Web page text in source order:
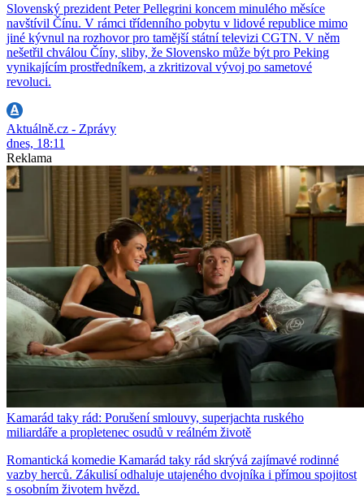
Slovenský prezident Peter Pellegrini koncem minulého měsíce
navštívil Čínu. V rámci třídenního pobytu v lidové republice mimo
jiné kývnul na rozhovor pro tamější státní televizi CGTN. V něm
nešetřil chválou Číny, sliby, že Slovensko může být pro Peking
vynikajícím prostředníkem, a zkritizoval vývoj po sametové
revoluci.
Aktuálně.cz - Zprávy
dnes, 18:11
Reklama
Kamarád taky rád: Porušení smlouvy, superjachta ruského
miliardáře a propletenec osudů v reálném životě
Romantická komedie Kamarád taky rád skrývá zajímavé rodinné
vazby herců. Zákulisí odhaluje utajeného dvojníka i přímou spojitost
s osobním životem hvězd.